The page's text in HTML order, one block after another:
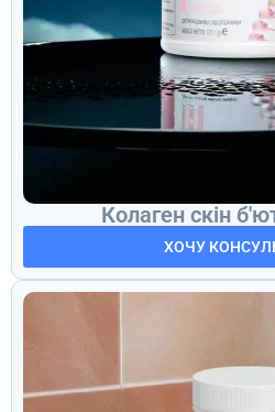
Колаген скін
ХОЧУ